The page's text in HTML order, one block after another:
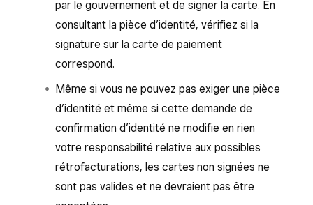
Application PDV Rendez-vous Square
Application Solution PDV Square pour
Vous pouvez traiter les paiements hors ligne à
partir du matériel Square suivant :
Square Terminal
Square Handheld
était hors ligne apparaîtront sur le Tableau
de bord Square et seront traitées
automatiquement au retour de la connexion.
disponibles ou pris en charge avec ce qui suit :
Matériel Square:
Square Reader (1re génération, v1 et
v2)
Bornes de commandes Square utilisant
par le gouvernement et de signer la carte. En
consultant la pièce d’identité, vérifiez si la
signature sur la carte de paiement
correspond.
Même si vous ne pouvez pas exiger une pièce
d’identité et même si cette demande de
confirmation d’identité ne modifie en rien
votre responsabilité relative aux possibles
rétrofacturations, les cartes non signées ne
sont pas valides et ne devraient pas être